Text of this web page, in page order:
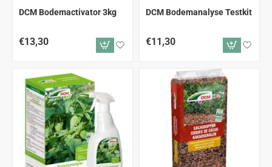
DCM Bodemactivator 3kg
€13,30
DCM Bodemanalyse Testkit
€11,30